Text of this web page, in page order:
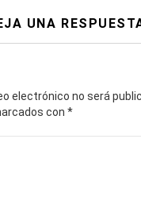
UNA
electrónico no será
con *